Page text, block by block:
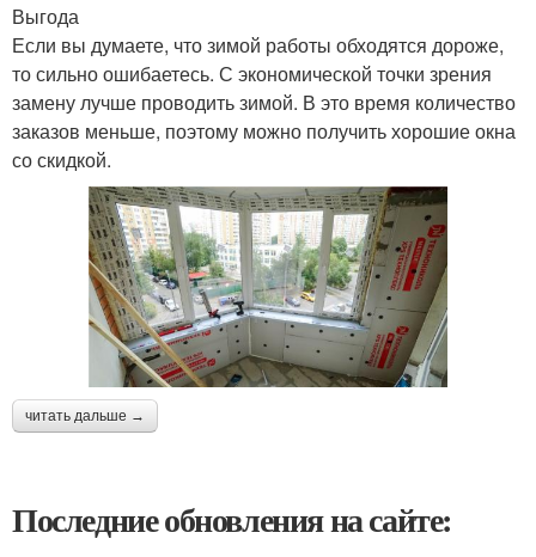
Выгода
Если вы думаете, что зимой работы обходятся дороже,
то сильно ошибаетесь. С экономической точки зрения
замену лучше проводить зимой. В это время количество
заказов меньше, поэтому можно получить хорошие окна
со скидкой.
читать дальше →
Последние обновления на сайте: